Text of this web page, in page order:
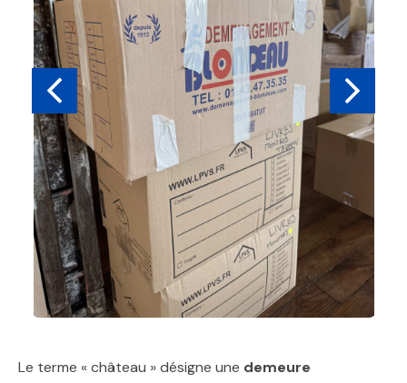
Le terme « château » désigne une demeure